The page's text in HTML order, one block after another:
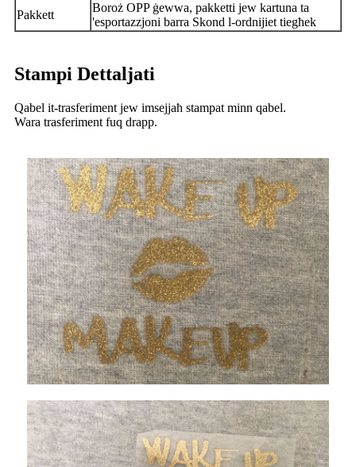
Pakkett
Boroż OPP ġewwa, pakketti jew kartuna ta
'esportazzjoni barra Skond l-ordnijiet tiegħek
Stampi Dettaljati
Qabel it-trasferiment jew imsejjaħ stampat minn qabel.
Wara trasferiment fuq drapp.